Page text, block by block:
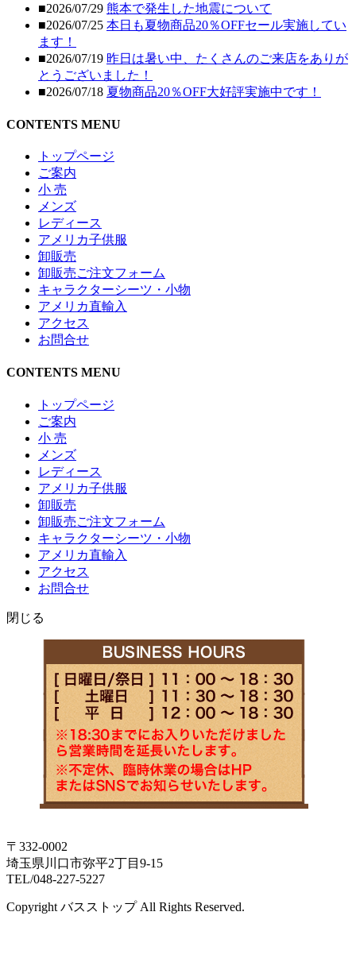
■2026/07/29 熊本で発生した地震について
■2026/07/25 本日も夏物商品20％OFFセール実施してい
ます！
■2026/07/19 昨日は暑い中、たくさんのご来店をありが
とうございました！
■2026/07/18 夏物商品20％OFF大好評実施中です！
CONTENTS MENU
トップページ
ご案内
小 売
メンズ
レディース
アメリカ子供服
卸販売
卸販売ご注文フォーム
キャラクターシーツ・小物
アメリカ直輸入
アクセス
お問合せ
CONTENTS MENU
トップページ
ご案内
小 売
メンズ
レディース
アメリカ子供服
卸販売
卸販売ご注文フォーム
キャラクターシーツ・小物
アメリカ直輸入
アクセス
お問合せ
閉じる
〒332-0002
埼玉県川口市弥平2丁目9-15
TEL/048-227-5227
Copyright バスストップ All Rights Reserved.